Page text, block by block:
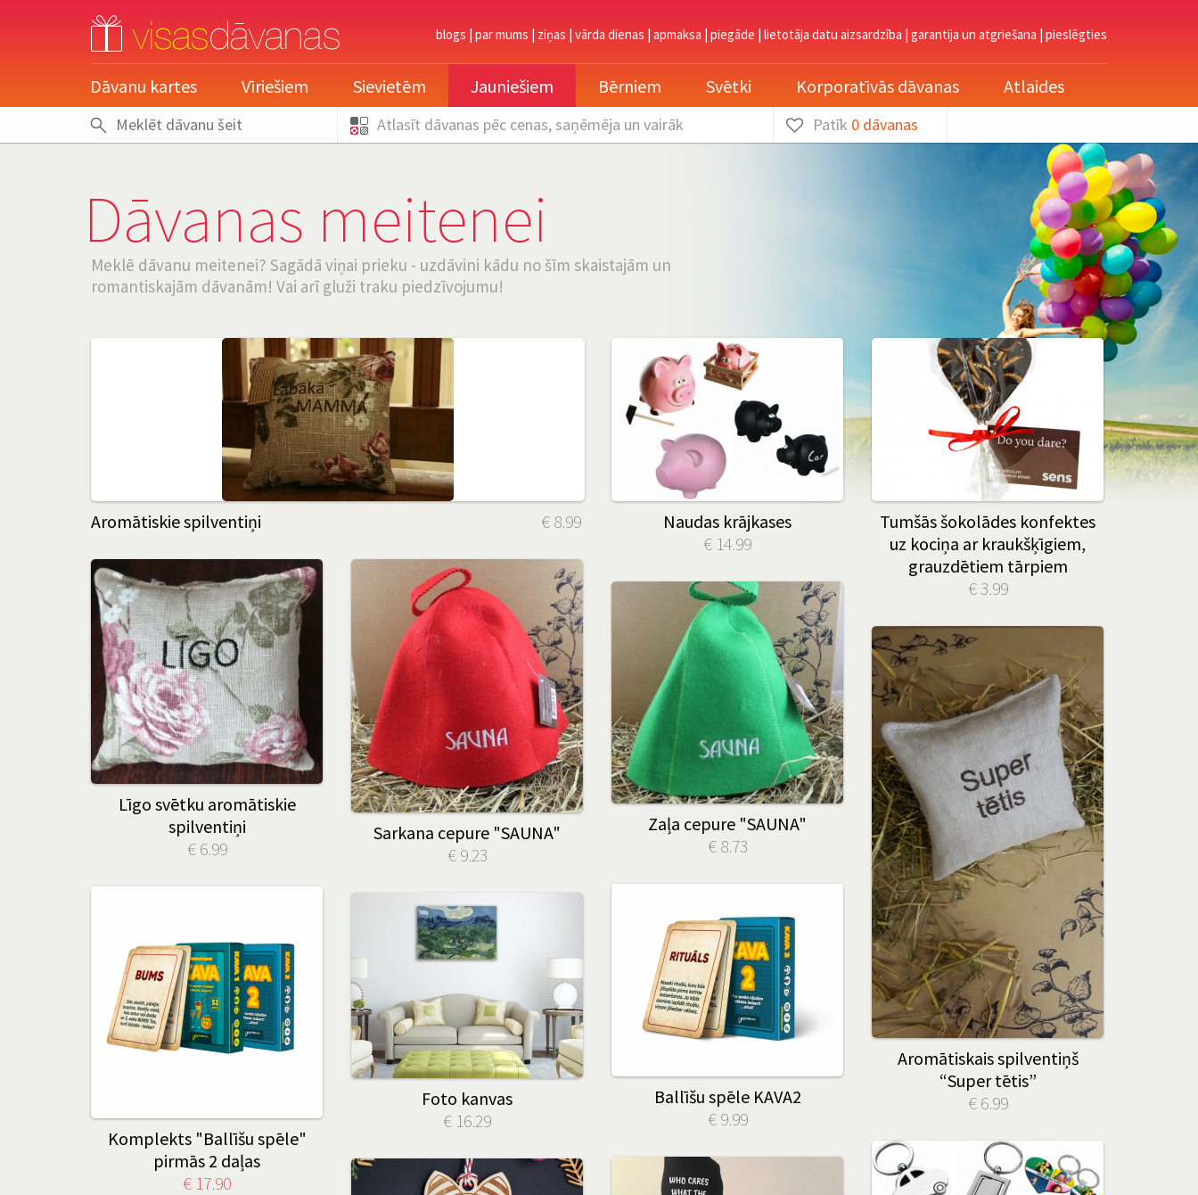
blogs | par mums | ziņas | vārda dienas | apmaksa | piegāde | lietotāja datu aizsardzība | garantija un atgriešana | pieslēgties
pieslēgties
Dāvanu kartes Vīriešiem Sievietēm Jauniešiem Bērniem Svētki Korporatīvās dāvanas Atlaides
Atlasīt dāvanas pēc cenas, saņēmēja un vairāk Patīk 0dāvanas
Dāvanas meitenei
Meklē dāvanu meitenei? Sagādā viņai prieku - uzdāvini kādu no šīm skaistajām un
romantiskajām dāvanām! Vai arī gluži traku piedzīvojumu!
Aromātiskie spilventiņi € 8.99
Naudas krājkases
€ 14.99
Tumšās šokolādes konfektes
uz kociņa ar kraukšķīgiem,
grauzdētiem tārpiem
€ 3.99
Līgo svētku aromātiskie
spilventiņi
€ 6.99
Sarkana cepure "SAUNA"
€ 9.23
Zaļa cepure "SAUNA"
€ 8.73
Aromātiskais spilventiņš
“Super tētis”
€ 6.99
Ballīšu spēle KAVA2
€ 9.99
Komplekts "Ballīšu spēle"
pirmās 2 daļas
€ 17.90
Foto kanvas
€ 16.29